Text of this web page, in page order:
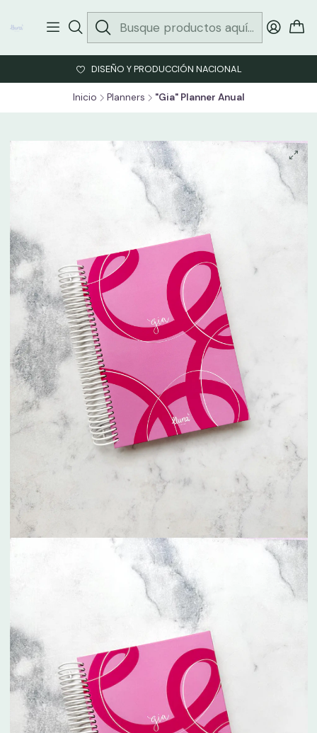
DISEÑO Y PRODUCCIÓN NACIONAL
Inicio Planners "Gia" Planner Anual